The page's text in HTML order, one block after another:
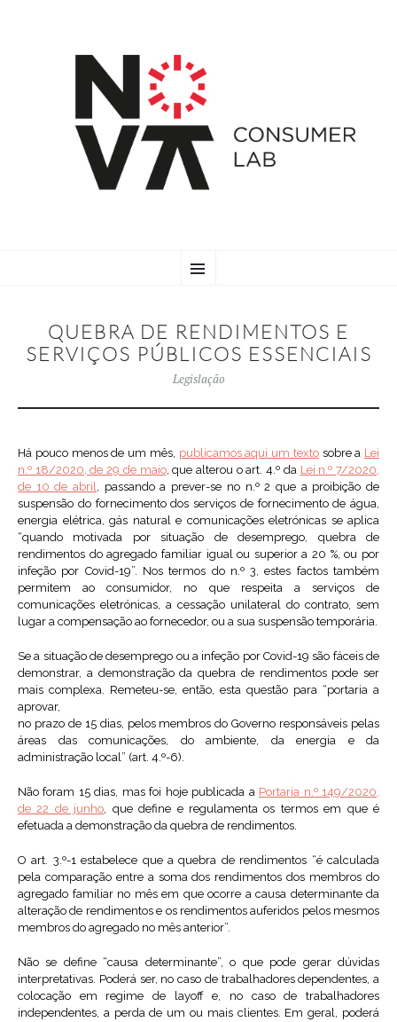
TO
QUEBRA DE RENDIMENTOS E
SERVIÇOS PÚBLICOS ESSENCIAIS
Legislação
Há pouco menos de um mês, publicamos aqui um textosobre a Lei
n.º 18/2020, de 29 de maio, que alterou o art. 4.º da Lei n.º 7/2020,
de 10 de abril, passando a prever-se no n.º 2 que a proibição de
suspensão do fornecimento dos serviços de fornecimento de água,
energia elétrica, gás natural e comunicações eletrónicas se aplica
“quando motivada por situação de desemprego, quebra de
rendimentos do agregado familiar igual ou superior a 20 %, ou por
infeção por Covid-19”. Nos termos do n.º 3, estes factos também
permitem ao consumidor, no que respeita a serviços de
comunicações eletrónicas, a cessação unilateral do contrato, sem
lugar a compensação ao fornecedor, ou a sua suspensão temporária.
Se a situação de desemprego ou a infeção por Covid-19 são fáceis de
demonstrar, a demonstração da quebra de rendimentos pode ser
mais complexa. Remeteu-se, então, esta questão para “portaria a
aprovar,
no prazo de 15 dias, pelos membros do Governo responsáveis pelas
áreas das comunicações, do ambiente, da energia e da
administração local” (art. 4.º-6).
Não foram 15 dias, mas foi hoje publicada a Portaria n.º 149/2020,
de 22 de junho, que define e regulamenta os termos em que é
efetuada a demonstração da quebra de rendimentos.
O art. 3.º-1 estabelece que a quebra de rendimentos “é calculada
pela comparação entre a soma dos rendimentos dos membros do
agregado familiar no mês em que ocorre a causa determinante da
alteração de rendimentos e os rendimentos auferidos pelos mesmos
membros do agregado no mês anterior”.
Não se define “causa determinante”, o que pode gerar dúvidas
interpretativas. Poderá ser, no caso de trabalhadores dependentes, a
colocação em regime de layoff e, no caso de trabalhadores
independentes, a perda de um ou mais clientes. Em geral, poderá